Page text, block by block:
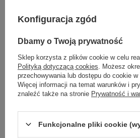
Masz pytanie? Chętnie pomożemy.
skład materiału : 50% wiskoza, 40% modal,
nylon
sposób prania : pranie ręczne
Marka
LES ETOILES CLAIRES
casual
Konfiguracja zgód
Dbamy o Twoją prywatność
Sklep korzysta z plików cookie w celu
Polityką dotyczącą cookies . Możesz
przechowywania lub dostępu do cookie w
Więcej informacji na temat warunków i
znaleźć także na stronie Prywatność i
Funkcjonalne pliki cookie